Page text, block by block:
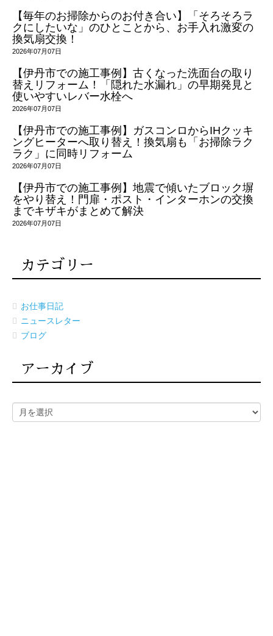
【毎年のお掃除からのお付き合い】「そろそろラ
クにしたいな」のひとことから、お手入れ激変の
換気扇交換！
2026年07月07日
【伊丹市での施工事例】古くなった洗面台の取り
替えリフォーム！「隠れた水漏れ」の早期発見と
使いやすいレバー水栓へ
2026年07月07日
【伊丹市での施工事例】ガスコンロからIHクッキ
ングヒーターへ取り替え！換気扇も「お掃除ラク
ラク」に同時リフォーム
2026年07月07日
【伊丹市での施工事例】地震で傾いたブロック塀
をやり替え！門扉・ポスト・インターホンの交換
までキザキがまとめて解決
2026年07月07日
カテゴリー
お仕事日記
ニュースレター
ブログ
アーカイブ